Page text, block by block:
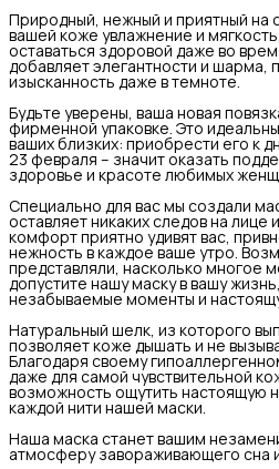
Природный, нежный и приятный на
вашей коже увлажнение и
оставаться здоровой даже во
добавляет элегантности и шарма,
изысканность даже в темноте.
Будьте уверены, ваша новая
фирменной упаковке. Это
ваших близких: приобрести его к
23 февраля – значит оказать
здоровье и красоте любимых
Специально для вас мы создали
оставляет никаких следов на лице
комфорт приятно удивят вас,
нежность в каждое ваше утро.
представляли, насколько многое
допустите нашу маску в вашу
незабываемые моменты и
Натуральный шелк, из которого
позволяет коже дышать и не
Благодаря своему
даже для самой чувствительной
возможность ощутить настоящую
каждой нити нашей маски.
Наша маска станет вашим
атмосферу завораживающего сна